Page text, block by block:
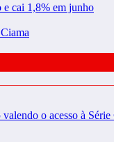
e cai 1,8% em junho
o acesso à Série